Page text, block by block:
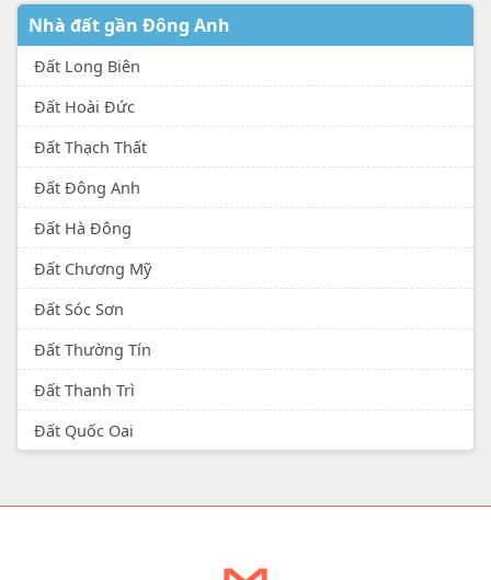
Nhà đất gần Đông Anh
Đất Long Biên
Đất Hoài Đức
Đất Thạch Thất
Đất Đông Anh
Đất Hà Đông
Đất Chương Mỹ
Đất Sóc Sơn
Đất Thường Tín
Đất Thanh Trì
Đất Quốc Oai